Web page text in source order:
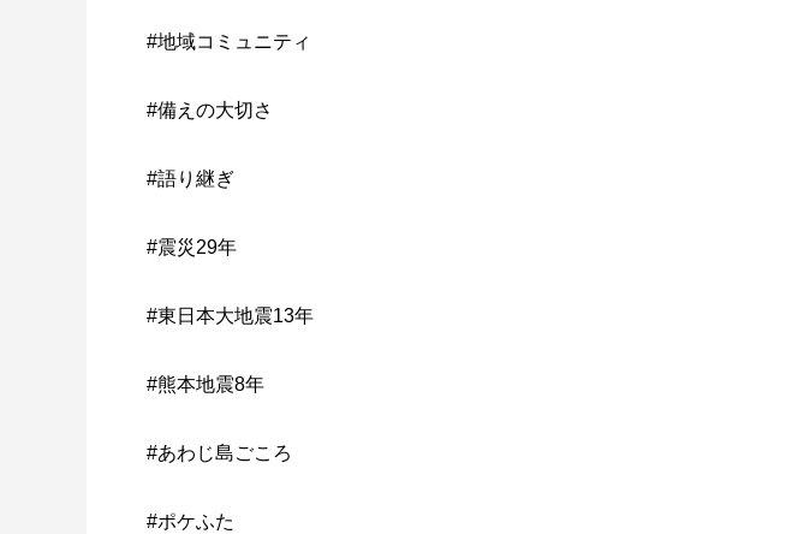
#地域コミュニティ
#備えの大切さ
#語り継ぎ
#震災29年
#東日本大地震13年
#熊本地震8年
#あわじ島ごころ
#ポケふた